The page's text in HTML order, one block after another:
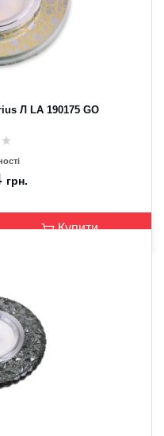
Л LA 190175 GO
грн.
Купити